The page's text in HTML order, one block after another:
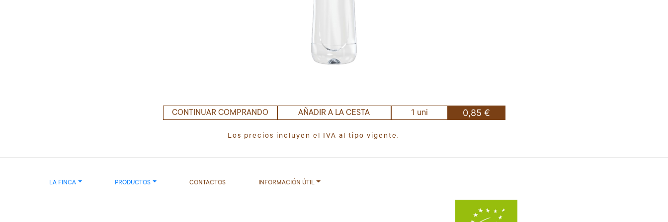
CONTINUAR COMPRANDO AÑADIR A LA CESTA 1 uni 0,85 €
Los precios incluyen el IVA al tipo vigente.
LA FINCA PRODUCTOS CONTACTOS INFORMACIÓN ÚTIL